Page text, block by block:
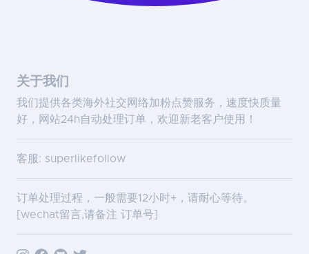
关于我们
我们提供各类海外社交网络加粉点赞服务，速度快质量
好，网站24h自动处理订单，欢迎新老客户使用！
客服: superlikefollow
订单处理过程，一般需要12小时+，请耐心等待。
[wechat留言,请备注 订单号]